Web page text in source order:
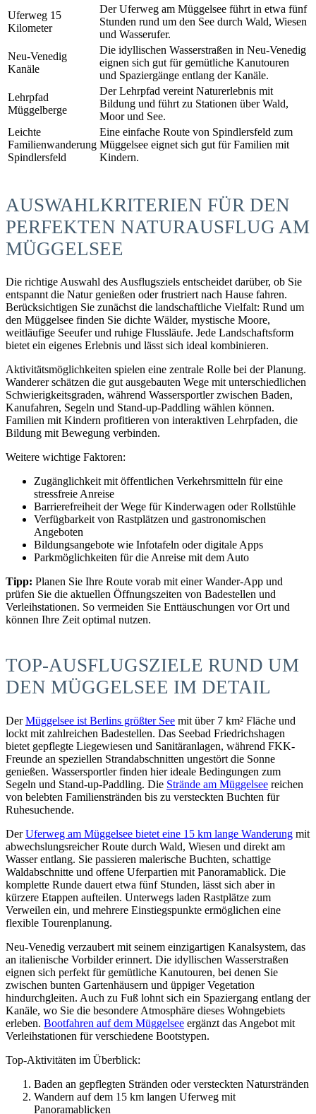
Uferweg 15
Kilometer
Der Uferweg am Müggelsee führt in etwa fünf
Stunden rund um den See durch Wald, Wiesen
und Wasserufer.
Neu-Venedig
Kanäle
Die idyllischen Wasserstraßen in Neu-Venedig
eignen sich gut für gemütliche Kanutouren
und Spaziergänge entlang der Kanäle.
Lehrpfad
Müggelberge
Der Lehrpfad vereint Naturerlebnis mit
Bildung und führt zu Stationen über Wald,
Moor und See.
Leichte
Familienwanderung
Spindlersfeld
Eine einfache Route von Spindlersfeld zum
Müggelsee eignet sich gut für Familien mit
Kindern.
AUSWAHLKRITERIEN FÜR DEN
PERFEKTEN NATURAUSFLUG AM
MÜGGELSEE
Die richtige Auswahl des Ausflugsziels entscheidet darüber, ob Sie
entspannt die Natur genießen oder frustriert nach Hause fahren.
Berücksichtigen Sie zunächst die landschaftliche Vielfalt: Rund um
den Müggelsee finden Sie dichte Wälder, mystische Moore,
weitläufige Seeufer und ruhige Flussläufe. Jede Landschaftsform
bietet ein eigenes Erlebnis und lässt sich ideal kombinieren.
Aktivitätsmöglichkeiten spielen eine zentrale Rolle bei der Planung.
Wanderer schätzen die gut ausgebauten Wege mit unterschiedlichen
Schwierigkeitsgraden, während Wassersportler zwischen Baden,
Kanufahren, Segeln und Stand-up-Paddling wählen können.
Familien mit Kindern profitieren von interaktiven Lehrpfaden, die
Bildung mit Bewegung verbinden.
Weitere wichtige Faktoren:
Zugänglichkeit mit öffentlichen Verkehrsmitteln für eine
stressfreie Anreise
Barrierefreiheit der Wege für Kinderwagen oder Rollstühle
Verfügbarkeit von Rastplätzen und gastronomischen
Angeboten
Bildungsangebote wie Infotafeln oder digitale Apps
Parkmöglichkeiten für die Anreise mit dem Auto
Tipp: Planen Sie Ihre Route vorab mit einer Wander-App und
prüfen Sie die aktuellen Öffnungszeiten von Badestellen und
Verleihstationen. So vermeiden Sie Enttäuschungen vor Ort und
können Ihre Zeit optimal nutzen.
TOP-AUSFLUGSZIELE RUND UM
DEN MÜGGELSEE IM DETAIL
DerMüggelsee ist Berlins größter See mit über 7 km² Fläche und
lockt mit zahlreichen Badestellen. Das Seebad Friedrichshagen
bietet gepflegte Liegewiesen und Sanitäranlagen, während FKK-
Freunde an speziellen Strandabschnitten ungestört die Sonne
genießen. Wassersportler finden hier ideale Bedingungen zum
Segeln und Stand-up-Paddling. Die Strände am Müggelsee reichen
von belebten Familienstränden bis zu versteckten Buchten für
Ruhesuchende.
DerUferweg am Müggelsee bietet eine 15 km lange Wanderung mit
abwechslungsreicher Route durch Wald, Wiesen und direkt am
Wasser entlang. Sie passieren malerische Buchten, schattige
Waldabschnitte und offene Uferpartien mit Panoramablick. Die
komplette Runde dauert etwa fünf Stunden, lässt sich aber in
kürzere Etappen aufteilen. Unterwegs laden Rastplätze zum
Verweilen ein, und mehrere Einstiegspunkte ermöglichen eine
flexible Tourenplanung.
Neu-Venedig verzaubert mit seinem einzigartigen Kanalsystem, das
an italienische Vorbilder erinnert. Die idyllischen Wasserstraßen
eignen sich perfekt für gemütliche Kanutouren, bei denen Sie
zwischen bunten Gartenhäusern und üppiger Vegetation
hindurchgleiten. Auch zu Fuß lohnt sich ein Spaziergang entlang der
Kanäle, wo Sie die besondere Atmosphäre dieses Wohngebiets
erleben. Bootfahren auf dem Müggelsee ergänzt das Angebot mit
Verleihstationen für verschiedene Bootstypen.
Top-Aktivitäten im Überblick:
Baden an gepflegten Stränden oder versteckten Naturstränden
Wandern auf dem 15 km langen Uferweg mit
Panoramablicken